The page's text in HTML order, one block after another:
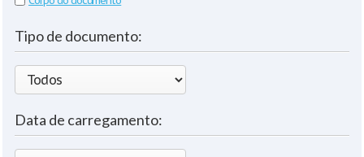
Tipo de documento:
Data de carregamento: